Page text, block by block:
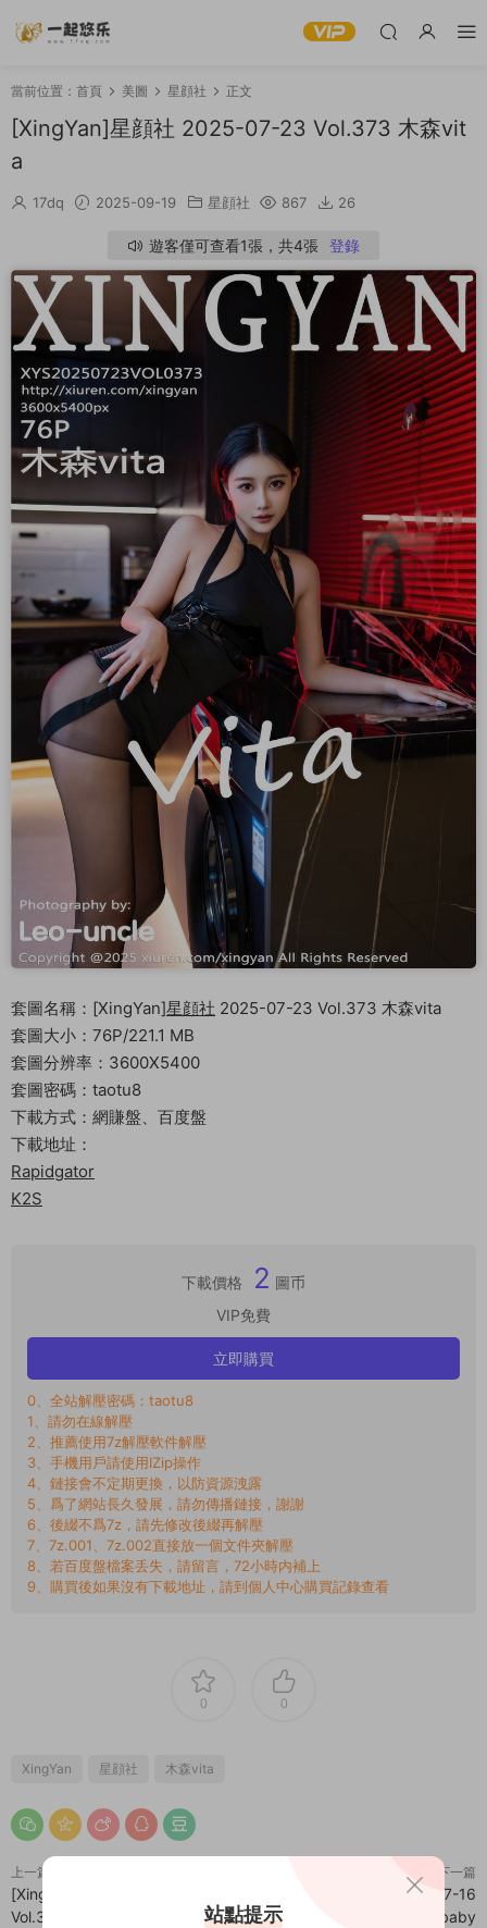
當前位置： 首頁 美圖 星顔社 正文
[XingYan]星顔社 2025-07-23 Vol.373 木森vit
a
17dq 2025-09-19 星顔社 867 26
遊客僅可查看1張，共4張 登錄
套圖名稱：[XingYan]星顔社 2025-07-23 Vol.373 木森vita
套圖大小：76P/221.1 MB
套圖分辨率：3600X5400
套圖密碼：taotu8
下載方式：網賺盤、百度盤
下載地址：
Rapidgator
K2S
下載價格 2 圖币
VIP免費
立即購買
0、全站解壓密碼：taotu8
1、請勿在線解壓
2、推薦使用7z解壓軟件解壓
3、手機用戶請使用IZip操作
4、鏈接會不定期更換，以防資源洩露
5、爲了網站長久發展，請勿傳播鏈接，謝謝
6、後綴不爲7z，請先修改後綴再解壓
7、7z.001、7z.002直接放一個文件夾解壓
8、若百度盤檔案丢失，請留言，72小時内補上
9、購買後如果沒有下載地址，請到個人中心購買記錄查看
0 0
XingYan 星顔社 木森vita
上一篇
[XingYan]星顔社 2025-07-18
Vol.372 潘思沁
下一篇
[繡人網]美媛館 2025-07-16
Vol.10552 星星baby
站點提示